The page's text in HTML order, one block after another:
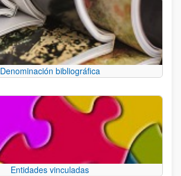
Denominación bibliográfica
Entidades vinculadas